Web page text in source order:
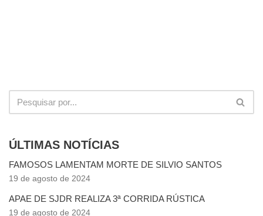
ÚLTIMAS NOTÍCIAS
FAMOSOS LAMENTAM MORTE DE SILVIO SANTOS
19 de agosto de 2024
APAE DE SJDR REALIZA 3ª CORRIDA RÚSTICA
19 de agosto de 2024